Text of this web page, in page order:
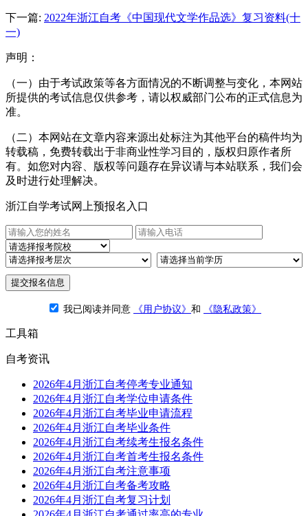
下一篇: 2022年浙江自考《中国现代文学作品选》复习资料(十
一)
声明：
（一）由于考试政策等各方面情况的不断调整与变化，本网站
所提供的考试信息仅供参考，请以权威部门公布的正式信息为
准。
（二）本网站在文章内容来源出处标注为其他平台的稿件均为
转载稿，免费转载出于非商业性学习目的，版权归原作者所
有。如您对内容、版权等问题存在异议请与本站联系，我们会
及时进行处理解决。
浙江自学考试网上预报名入口
提交报名信息
我已阅读并同意 《用户协议》 和 《隐私政策》
工具箱
自考资讯
2026年4月浙江自考停考专业通知
2026年4月浙江自考学位申请条件
2026年4月浙江自考毕业申请流程
2026年4月浙江自考毕业条件
2026年4月浙江自考续考生报名条件
2026年4月浙江自考首考生报名条件
2026年4月浙江自考注意事项
2026年4月浙江自考备考攻略
2026年4月浙江自考复习计划